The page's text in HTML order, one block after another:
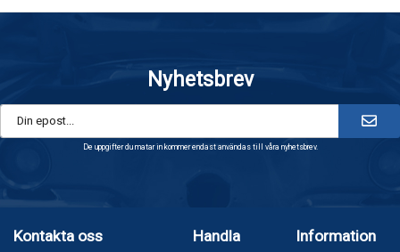
Nyhetsbrev
De uppgifter du matar in kommer endast användas till våra nyhetsbrev.
Kontakta oss Handla Information